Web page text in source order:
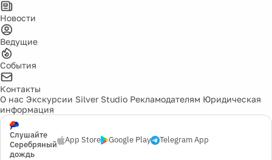
Новости
Ведущие
События
Контакты
О нас Экскурсии Silver Studio Рекламодателям Юридическая
информация
Слушайте
Серебряный
дождь
App Store Google Play Telegram App